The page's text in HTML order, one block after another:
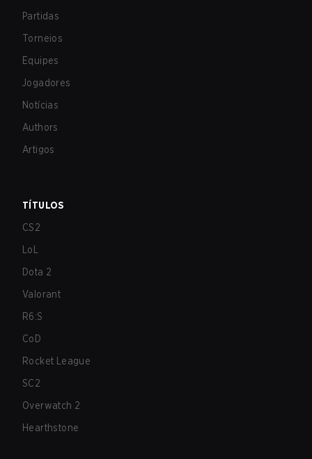
Partidas
Torneios
Equipes
Jogadores
Notícias
Authors
Artigos
TÍTULOS
CS2
LoL
Dota 2
Valorant
R6:S
CoD
Rocket League
SC2
Overwatch 2
Hearthstone